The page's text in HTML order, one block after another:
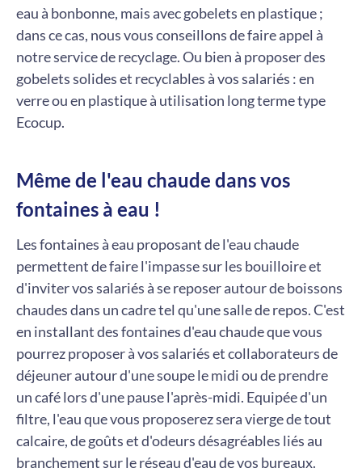
eau à bonbonne, mais avec gobelets en plastique ;
dans ce cas, nous vous conseillons de faire appel à
notre service de recyclage. Ou bien à proposer des
gobelets solides et recyclables à vos salariés : en
verre ou en plastique à utilisation long terme type
Ecocup.
Même de l'eau chaude dans vos
fontaines à eau !
Les fontaines à eau proposant de l'eau chaude
permettent de faire l'impasse sur les bouilloire et
d'inviter vos salariés à se reposer autour de boissons
chaudes dans un cadre tel qu'une salle de repos. C'est
en installant des fontaines d'eau chaude que vous
pourrez proposer à vos salariés et collaborateurs de
déjeuner autour d'une soupe le midi ou de prendre
un café lors d'une pause l'après-midi. Equipée d'un
filtre, l'eau que vous proposerez sera vierge de tout
calcaire, de goûts et d'odeurs désagréables liés au
branchement sur le réseau d'eau de vos bureaux.